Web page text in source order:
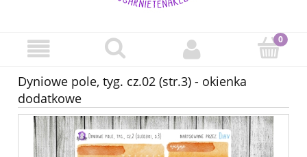
Dyniowe pole, tyg. cz.02 (str.3) - okienka
dodatkowe